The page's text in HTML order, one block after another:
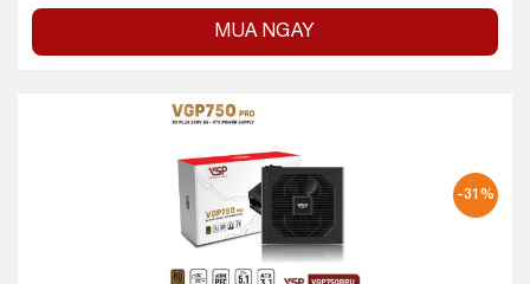
MUA NGAY
-31%